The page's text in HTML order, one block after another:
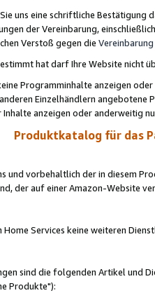
uns eine schriftliche
der Vereinbarung,
Verstoß gegen die Vereinbarung
hat darf Ihre Website nicht
Programminhalte anzeigen
Einzelhändlern
anzeigen oder anderweitig
Produktkatalog für das
und vorbehaltlich der in diesem
der auf einer Amazon-Website
Services keine weiteren
sind die folgenden Artikel und
Produkte"):